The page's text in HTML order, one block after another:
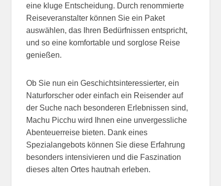
eine kluge Entscheidung. Durch renommierte
Reiseveranstalter können Sie ein Paket
auswählen, das Ihren Bedürfnissen entspricht,
und so eine komfortable und sorglose Reise
genießen.
Ob Sie nun ein Geschichtsinteressierter, ein
Naturforscher oder einfach ein Reisender auf
der Suche nach besonderen Erlebnissen sind,
Machu Picchu wird Ihnen eine unvergessliche
Abenteuerreise bieten. Dank eines
Spezialangebots können Sie diese Erfahrung
besonders intensivieren und die Faszination
dieses alten Ortes hautnah erleben.